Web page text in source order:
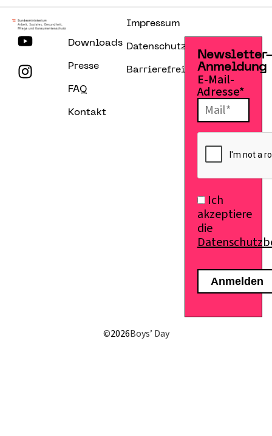
Downloads
Presse
FAQ
Kontakt
Impressum
Datenschutzerklärung
Barrierefreiheitserklärung
Anmeldung
E-Mail-
Adresse*
Ich
akzeptiere
die
©2026Boys’ Day